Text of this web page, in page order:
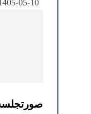
05-10
صورتجلسه ۷۶ – دوره